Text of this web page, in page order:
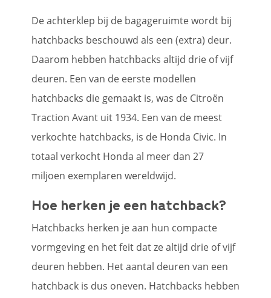
De achterklep bij de bagageruimte wordt bij
hatchbacks beschouwd als een (extra) deur.
Daarom hebben hatchbacks altijd drie of vijf
deuren. Een van de eerste modellen
hatchbacks die gemaakt is, was de Citroën
Traction Avant uit 1934. Een van de meest
verkochte hatchbacks, is de Honda Civic. In
totaal verkocht Honda al meer dan 27
miljoen exemplaren wereldwijd.
Hoe herken je een hatchback?
Hatchbacks herken je aan hun compacte
vormgeving en het feit dat ze altijd drie of vijf
deuren hebben. Het aantal deuren van een
hatchback is dus oneven. Hatchbacks hebben